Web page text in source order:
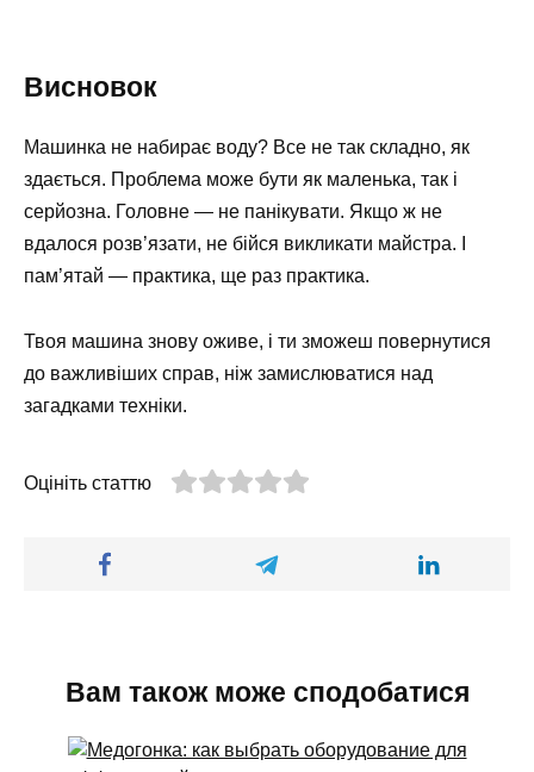
Висновок
Машинка не набирає воду? Все не так складно, як
здається. Проблема може бути як маленька, так і
серйозна. Головне — не панікувати. Якщо ж не
вдалося розв’язати, не бійся викликати майстра. І
пам’ятай — практика, ще раз практика.
Твоя машина знову оживе, і ти зможеш повернутися
до важливіших справ, ніж замислюватися над
загадками техніки.
Оцініть статтю
Вам також може сподобатися